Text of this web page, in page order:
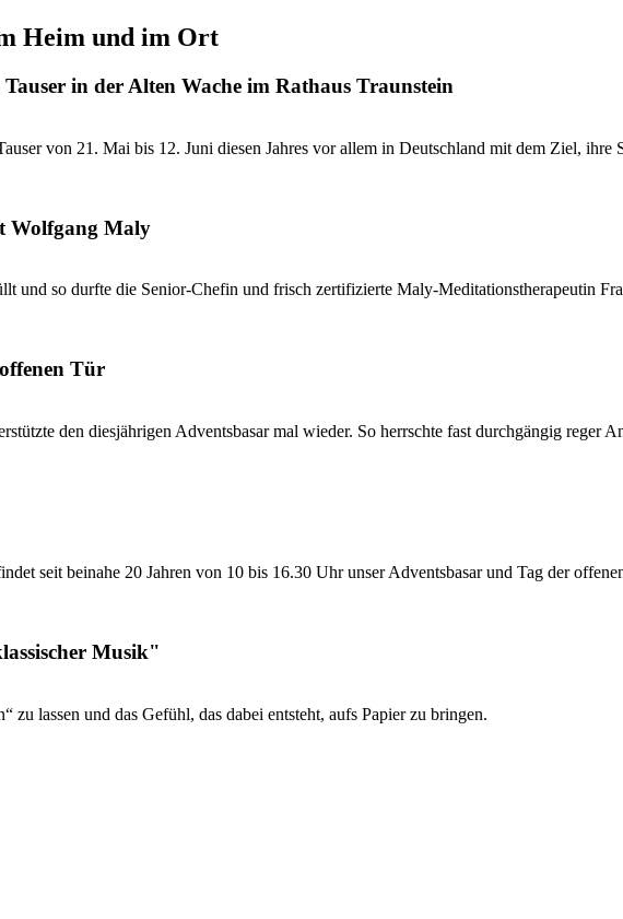
Heim und im Ort
in der Alten Wache im Rathaus Traunstein
von 21. Mai bis 12. Juni diesen Jahres vor allem in Deutschland mit dem Ziel, ihre
Wolfgang Maly
und so durfte die Senior-Chefin und frisch zertifizierte Maly-Meditationstherapeutin
Tür
den diesjährigen Adventsbasar mal wieder. So herrschte fast durchgängig reger
seit beinahe 20 Jahren von 10 bis 16.30 Uhr unser Adventsbasar und Tag der
Musik"
lassen und das Gefühl, das dabei entsteht, aufs Papier zu bringen.